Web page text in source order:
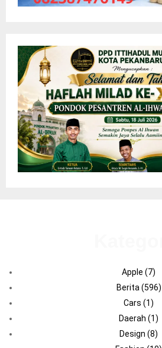
Apple (7)
Berita (596)
Cars (1)
Daerah (1)
Design (8)